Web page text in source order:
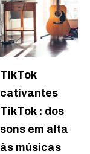
TikTok
cativantes
TikTok : dos
sons em alta
às músicas